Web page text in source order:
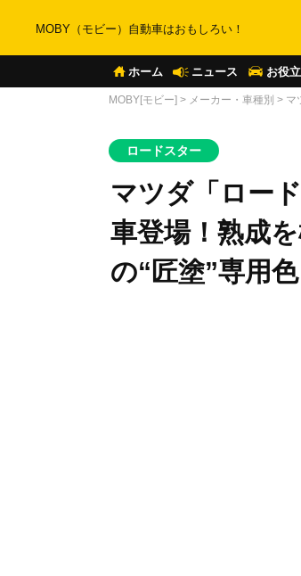
MOBY（モビー）自動車はおもしろい！
ホーム ニュース お役
MOBY[モビー] > メーカー・車種別 > マ
ロードスター
マツダ「ロー
車登場！熟成
の“匠塗”専用